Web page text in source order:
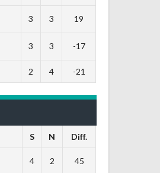
3 3 19
3 3 -17
2 4 -21
S N Diff.
4 2 45